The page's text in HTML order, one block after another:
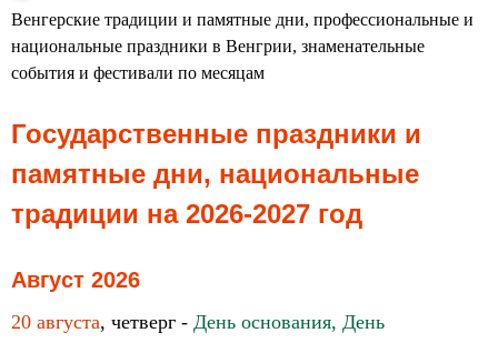
Венгерские традиции и памятные дни, профессиональные и
национальные праздники в Венгрии, знаменательные
события и фестивали по месяцам
Государственные праздники и
памятные дни, национальные
традиции на 2026-2027 год
Август 2026
20 августа, четверг - День основания, День